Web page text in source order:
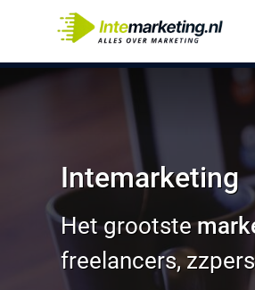
Intemarketing
Het grootste
freelancers,